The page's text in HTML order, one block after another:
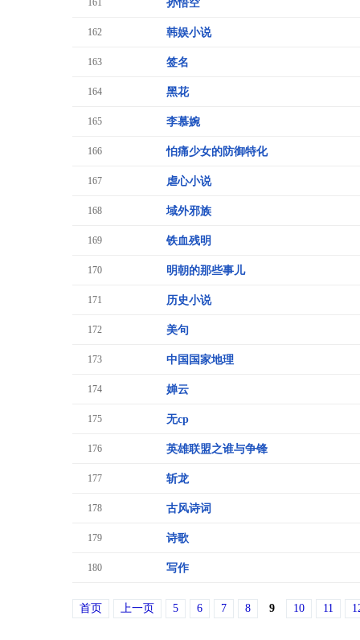
161 孙悟空
162 韩娱小说
163 签名
164 黑花
165 李慕婉
166 怕痛少女的防御特化
167 虐心小说
168 域外邪族
169 铁血残明
170 明朝的那些事儿
171 历史小说
172 美句
173 中国国家地理
174 婵云
175 无cp
176 英雄联盟之谁与争锋
177 斩龙
178 古风诗词
179 诗歌
180 写作
首页 上一页 5 6 7 8 9 10 11